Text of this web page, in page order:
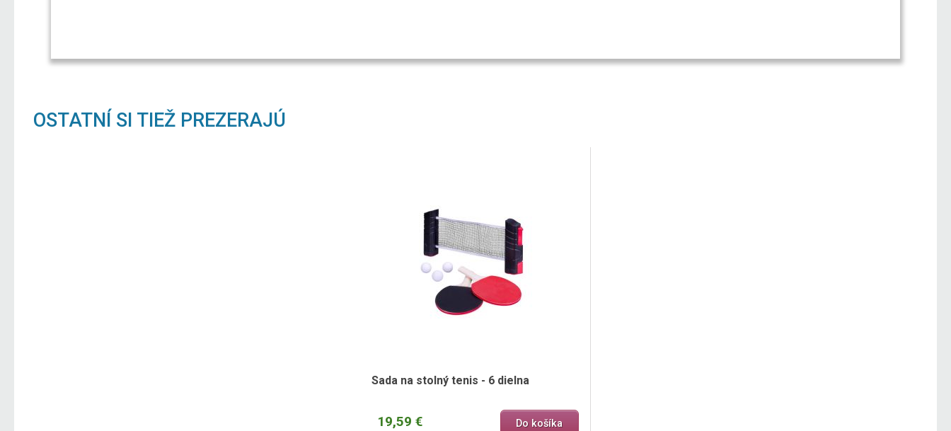
OSTATNÍ SI TIEŽ PREZERAJÚ
Sada na stolný tenis - 6 dielna
19,59 € Do košíka